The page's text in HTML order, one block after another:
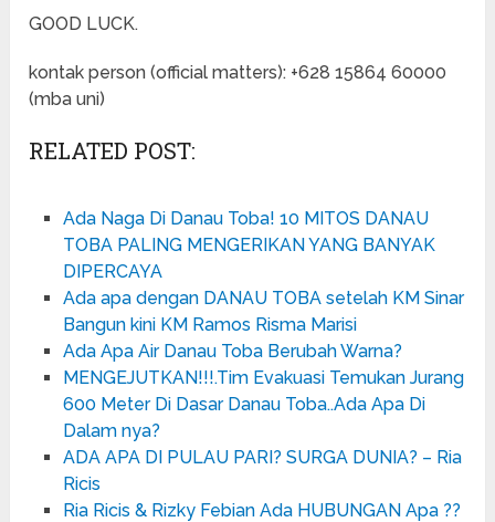
GOOD LUCK.
kontak person (official matters): +628 15864 60000
(mba uni)
RELATED POST:
Ada Naga Di Danau Toba! 10 MITOS DANAU
TOBA PALING MENGERIKAN YANG BANYAK
DIPERCAYA
Ada apa dengan DANAU TOBA setelah KM Sinar
Bangun kini KM Ramos Risma Marisi
Ada Apa Air Danau Toba Berubah Warna?
MENGEJUTKAN!!!.Tim Evakuasi Temukan Jurang
600 Meter Di Dasar Danau Toba..Ada Apa Di
Dalam nya?
ADA APA DI PULAU PARI? SURGA DUNIA? – Ria
Ricis
Ria Ricis & Rizky Febian Ada HUBUNGAN Apa ??